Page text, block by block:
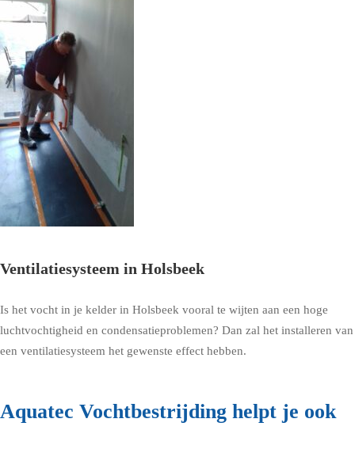
Ventilatiesysteem in Holsbeek
Is het vocht in je kelder in Holsbeek vooral te wijten aan een hoge
luchtvochtigheid en condensatieproblemen? Dan zal het installeren van
een ventilatiesysteem het gewenste effect hebben.
Aquatec Vochtbestrijding helpt je ook